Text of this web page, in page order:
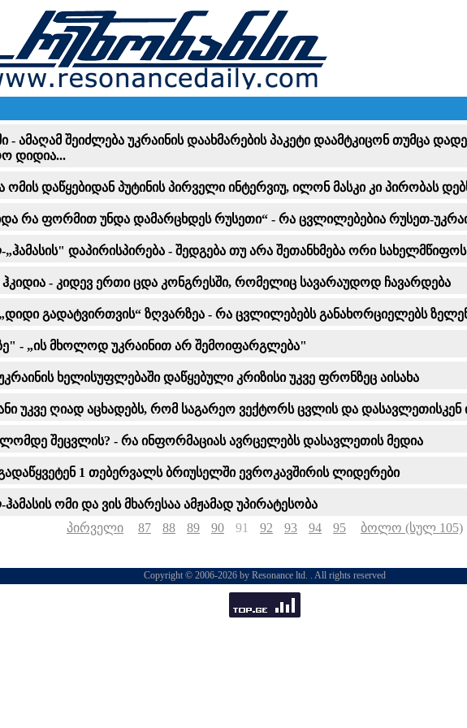
- ამაღამ შეიძლება უკრაინის დაახმარების პაკეტი დაამტკიცონ თუმცა
დიდია...
ომის დაწყებიდან პუტინის პირველი ინტერვიუ, ილონ მასკი კი პირობას
რა ფორმით უნდა დამარცხდეს რუსეთი“ - რა ცვლილებებია რუსეთ-
დაპირისპირება - შედგება თუ არა შეთანხმება ორი სახელმწიფოს
ჰკიდია - კიდევ ერთი ცდა კონგრესში, რომელიც სავარაუდოდ ჩავარდება
გადატვირთვის“ ზღვარზეა - რა ცვლილებებს განახორციელებს
- „ის მხოლოდ უკრაინით არ შემოიფარგლება"
ხელისუფლებაში დაწყებული კრიზისი უკვე ფრონზეც აისახა
უკვე ღიად აცხადებს, რომ საგარეო ვექტორს ცვლის და დასავლეთისკენ
შეცვლის? - რა ინფორმაციას ავრცელებს დასავლეთის მედია
1 თებერვალს ბრიუსელში ევროკავშირის ლიდერები
ომი და ვის მხარესაა ამჟამად უპირატესობა
პირველი
87 88 89 90 91 92 93 94 95 ბოლო (სულ 105)
Copyright © 2006-2026 by Resonance ltd. . All rights reserved